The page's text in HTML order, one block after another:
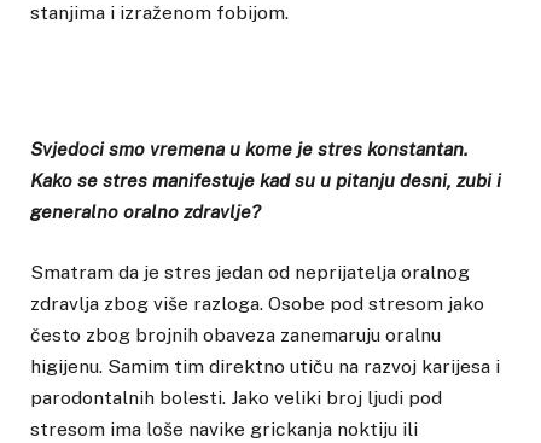
stanjima i izraženom fobijom.
Svjedoci smo vremena u kome je stres konstantan.
Kako se stres manifestuje kad su u pitanju desni, zubi i
generalno oralno zdravlje?
Smatram da je stres jedan od neprijatelja oralnog
zdravlja zbog više razloga. Osobe pod stresom jako
često zbog brojnih obaveza zanemaruju oralnu
higijenu. Samim tim direktno utiču na razvoj karijesa i
parodontalnih bolesti. Jako veliki broj ljudi pod
stresom ima loše navike grickanja noktiju ili